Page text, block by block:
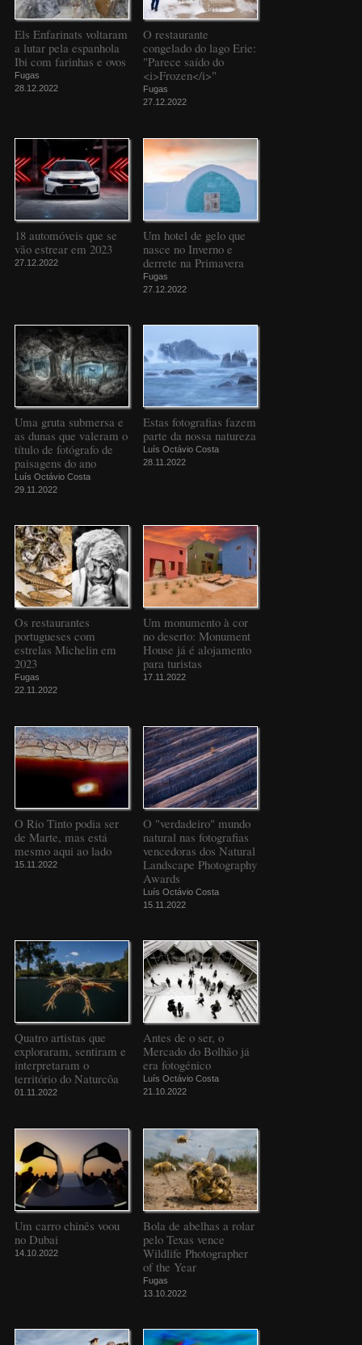
Els Enfarinats voltaram
a lutar pela espanhola
Ibi com farinhas e ovos
Fugas
28.12.2022
O restaurante
congelado do lago Erie:
"Parece saído do
<i>Frozen</i>"
Fugas
27.12.2022
18 automóveis que se
vão estrear em 2023
27.12.2022
Um hotel de gelo que
nasce no Inverno e
derrete na Primavera
Fugas
27.12.2022
Uma gruta submersa e
as dunas que valeram o
título de fotógrafo de
paisagens do ano
Luís Octávio Costa
29.11.2022
Estas fotografias fazem
parte da nossa natureza
Luís Octávio Costa
28.11.2022
Os restaurantes
portugueses com
estrelas Michelin em
2023
Fugas
22.11.2022
Um monumento à cor
no deserto: Monument
House já é alojamento
para turistas
17.11.2022
O Rio Tinto podia ser
de Marte, mas está
mesmo aqui ao lado
15.11.2022
O "verdadeiro" mundo
natural nas fotografias
vencedoras dos Natural
Landscape Photography
Awards
Luís Octávio Costa
15.11.2022
Quatro artistas que
exploraram, sentiram e
interpretaram o
território do Naturcôa
01.11.2022
Antes de o ser, o
Mercado do Bolhão já
era fotogénico
Luís Octávio Costa
21.10.2022
Um carro chinês voou
no Dubai
14.10.2022
Bola de abelhas a rolar
pelo Texas vence
Wildlife Photographer
of the Year
Fugas
13.10.2022